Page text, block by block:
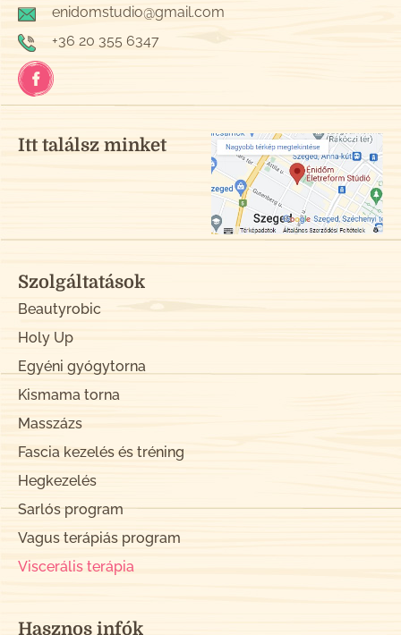
enidomstudio@gmail.com
+36 20 355 6347
Szolgáltatások
Beautyrobic
Holy Up
Egyéni gyógytorna
Kismama torna
Masszázs
Fascia kezelés és tréning
Hegkezelés
Sarlós program
Vagus terápiás program
Viscerális terápia
Hasznos infók
Itt találsz minket